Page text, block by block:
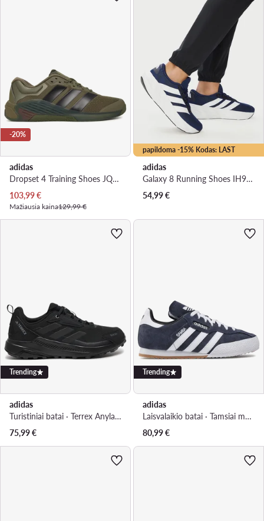
-20%
adidas
Dropset 4 Training Shoes JQ1769 · Batai į sporto salę
Dabartinė kaina
103,99€
Mažiausia kaina129,99 €
papildoma -15% Kodas: LAST
adidas
Galaxy 8 Running Shoes IH9813 · Bėgimo batai
54,99€
Trending
adidas
Turistiniai batai · Terrex Anylander Rain.Rdy ID0901 · Juoda
75,99€
Trending
adidas
Laisvalaikio batai · Tamsiai mėlyna
80,99€